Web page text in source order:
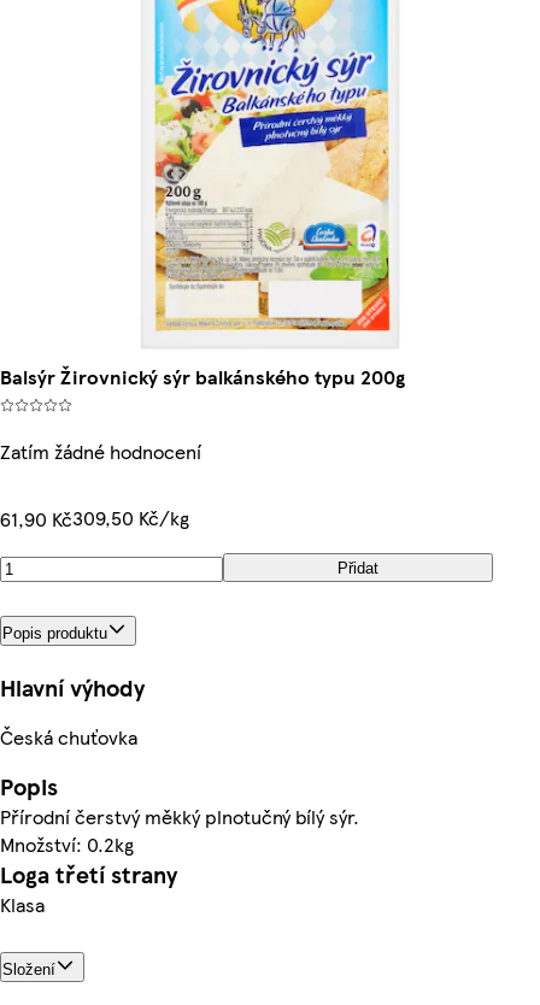
Balsýr Žirovnický sýr balkánského typu 200g
Zatím žádné hodnocení
61,90 Kč309,50 Kč/kg
Přidat
Popis produktu
Hlavní výhody
Česká chuťovka
Popis
Přírodní čerstvý měkký plnotučný bílý sýr.
Množství: 0.2kg
Loga třetí strany
Klasa
Složení